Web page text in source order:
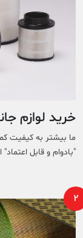
خرید لوازم
ما بیشتر به کیفیت
"بادوام و قابل
2